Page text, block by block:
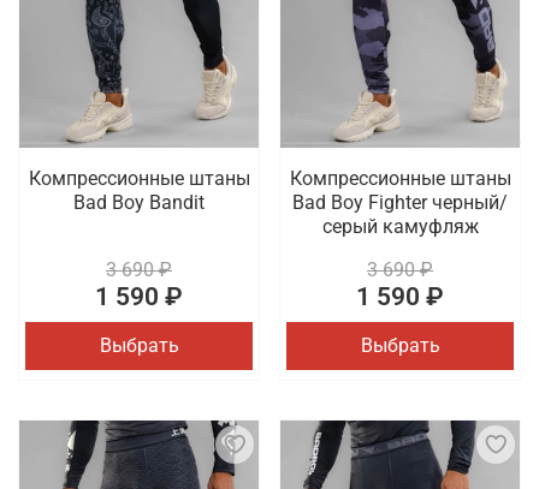
Компрессионные штаны
Bad Boy Bandit
3 690 ₽
1 590 ₽
Выбрать
Компрессионные штаны
Bad Boy Fighter черный/
серый камуфляж
3 690 ₽
1 590 ₽
Выбрать